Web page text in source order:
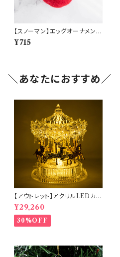
【スノーマン】エッグオーナメント
(am-LNBP1301-SNOWMA
N)
¥715
＼あなたにおすすめ／
【アウトレット】アクリルLEDカル
ーセルミュージック(10350)
¥29,260
30%OFF